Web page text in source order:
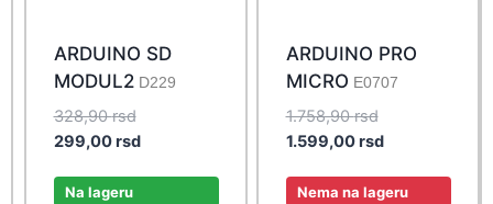
ARDUINO SD
MODUL2D229
328,90rsdOriginal
price
299,00rsdCurrent
Na lageru
ARDUINO PRO
MICRO E0707
1.758,90rsdOriginal
price
1.758,90 rsd.
1.599,00rsdCurrent
is:
Nema na lageru